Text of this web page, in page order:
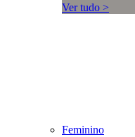
Ver tudo >
Feminino